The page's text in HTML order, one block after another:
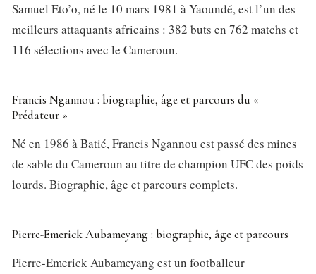
Samuel Eto’o, né le 10 mars 1981 à Yaoundé, est l’un des
meilleurs attaquants africains : 382 buts en 762 matchs et
116 sélections avec le Cameroun.
Francis Ngannou : biographie, âge et parcours du «
Prédateur »
Né en 1986 à Batié, Francis Ngannou est passé des mines
de sable du Cameroun au titre de champion UFC des poids
lourds. Biographie, âge et parcours complets.
Pierre-Emerick Aubameyang : biographie, âge et parcours
Pierre-Emerick Aubameyang est un footballeur